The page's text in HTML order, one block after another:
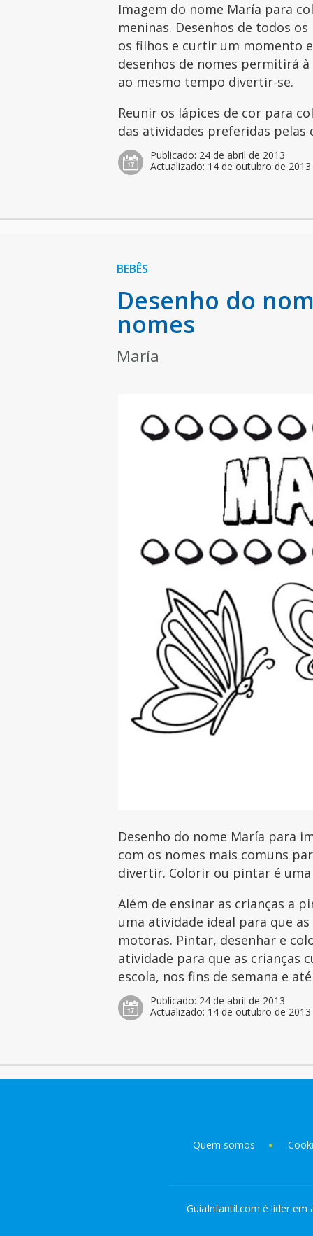
Imagem do nome María para
meninas. Desenhos de todos
os filhos e curtir um momento
desenhos de nomes permitirá
ao mesmo tempo divertir-se.
Reunir os lápices de cor para
das atividades preferidas pelas
Publicado: 24 de abril de 2013
Actualizado: 14 de outubro de 2013
BEBÊS
Desenho do
nomes
María
Desenho do nome María para
com os nomes mais comuns
divertir. Colorir ou pintar é
Além de ensinar as crianças a
uma atividade ideal para que
motoras. Pintar, desenhar e
atividade para que as crianças
escola, nos fins de semana e
Publicado: 24 de abril de 2013
Actualizado: 14 de outubro de 2013
Quem somos
GuiaInfantil.com é líder em